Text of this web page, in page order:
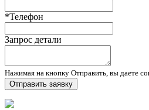
*Телефон
Запрос детали
Нажимая на кнопку Отправить, вы даете
Отправить заявку